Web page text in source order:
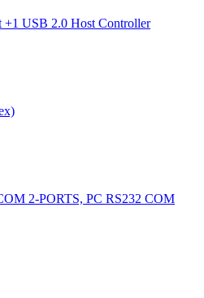
USB 2.0 Host Controller
2-PORTS, PC RS232 COM